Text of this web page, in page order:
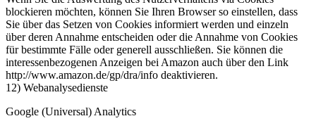
blockieren möchten, können Sie Ihren Browser so einstellen, dass
Sie über das Setzen von Cookies informiert werden und einzeln
über deren Annahme entscheiden oder die Annahme von Cookies
für bestimmte Fälle oder generell ausschließen. Sie können die
interessenbezogenen Anzeigen bei Amazon auch über den Link
http://www.amazon.de/gp/dra/info deaktivieren.
12) Webanalysedienste
Google (Universal) Analytics